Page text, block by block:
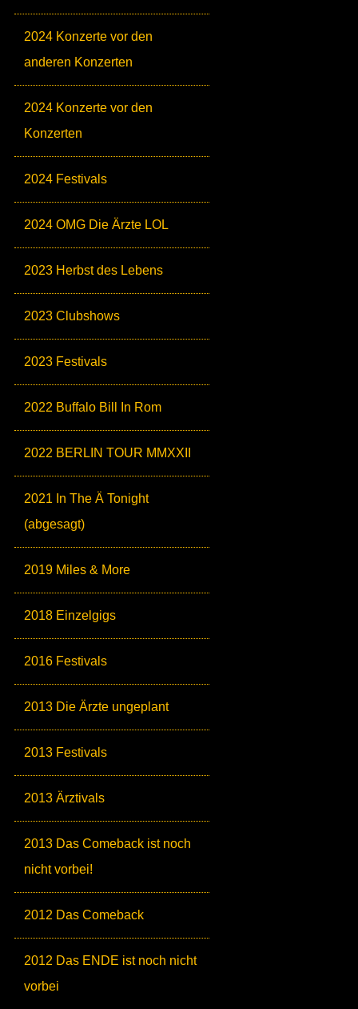
2024 Konzerte vor den
anderen Konzerten
2024 Konzerte vor den
Konzerten
2024 Festivals
2024 OMG Die Ärzte LOL
2023 Herbst des Lebens
2023 Clubshows
2023 Festivals
2022 Buffalo Bill In Rom
2022 BERLIN TOUR MMXXII
2021 In The Ä Tonight
(abgesagt)
2019 Miles & More
2018 Einzelgigs
2016 Festivals
2013 Die Ärzte ungeplant
2013 Festivals
2013 Ärztivals
2013 Das Comeback ist noch
nicht vorbei!
2012 Das Comeback
2012 Das ENDE ist noch nicht
vorbei